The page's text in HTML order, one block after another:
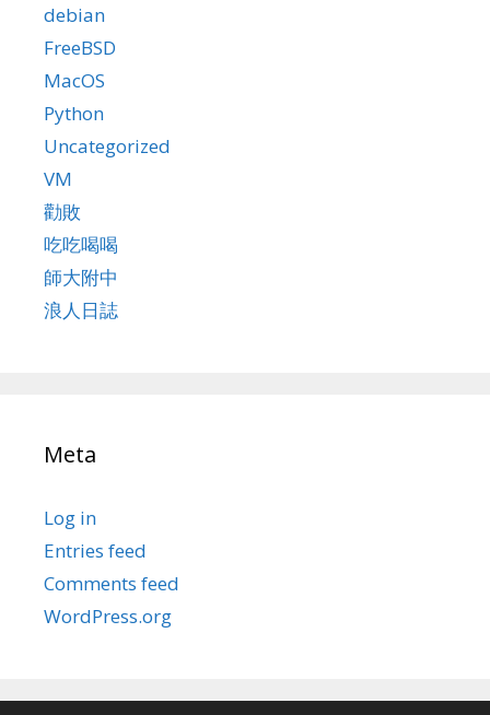
debian
FreeBSD
MacOS
Python
Uncategorized
VM
勸敗
吃吃喝喝
師大附中
浪人日誌
Meta
Log in
Entries feed
Comments feed
WordPress.org